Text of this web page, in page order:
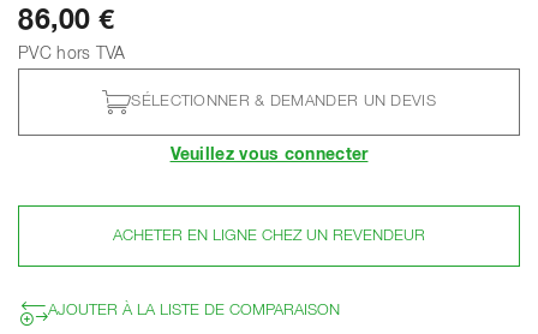
86,00 €
PVC hors TVA
SÉLECTIONNER & DEMANDER UN DEVIS
Veuillez vous connecter
ACHETER EN LIGNE CHEZ UN REVENDEUR
AJOUTER À LA LISTE DE COMPARAISON